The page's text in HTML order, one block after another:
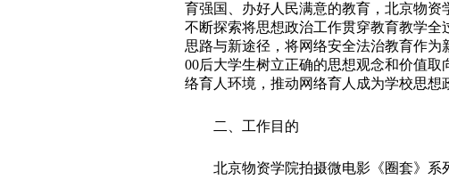
育强国、办好人民满意的教育，北京物资
不断探索将思想政治工作贯穿教育教学
思路与新途径，将网络安全法治教育作
00后大学生树立正确的思想观念和价值
络育人环境，推动网络育人成为学校思想
二、工作目的
北京物资学院拍摄微电影《圈套》